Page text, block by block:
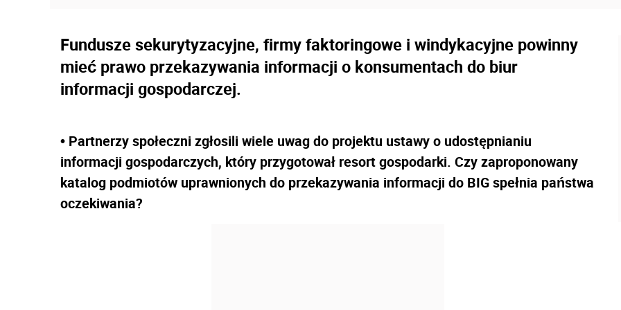
Fundusze sekurytyzacyjne, firmy faktoringowe i windykacyjne powinny
mieć prawo przekazywania informacji o konsumentach do biur
informacji gospodarczej.
• Partnerzy społeczni zgłosili wiele uwag do projektu ustawy o udostępnianiu
informacji gospodarczych, który przygotował resort gospodarki. Czy zaproponowany
katalog podmiotów uprawnionych do przekazywania informacji do BIG spełnia państwa
oczekiwania?